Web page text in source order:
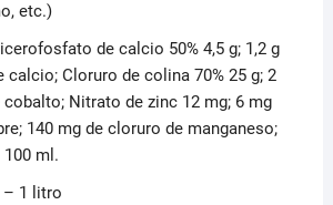
etc.)
de calcio 50% 4,5 g; 1,2 g
Cloruro de colina 70% 25 g; 2
Nitrato de zinc 12 mg; 6 mg
140 mg de cloruro de manganeso;
100 ml.
1 litro